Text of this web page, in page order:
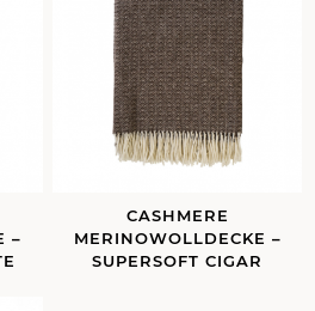
–
CASHMERE
MERINOWOLLDECKE –
SUPERSOFT CIGAR